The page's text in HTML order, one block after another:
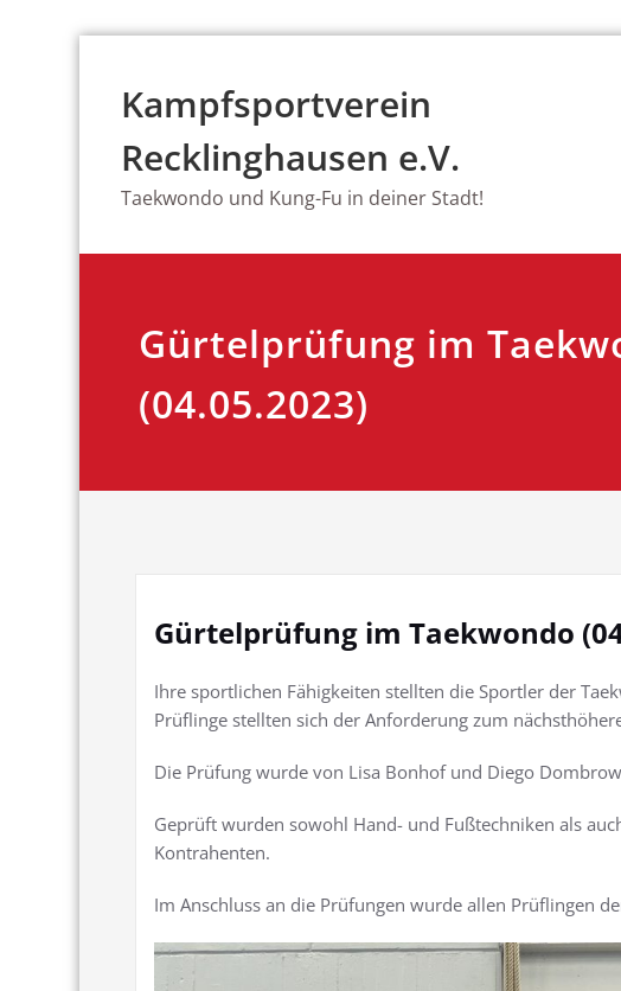
springenKampfsportverein
Recklinghausen e.V.
Taekwondo und Kung-Fu in deiner Stadt!
Gürtelprüfung im
(04.05.2023)
Gürtelprüfung im Taekwondo
Ihre sportlichen Fähigkeiten stellten die Sportler der
Prüflinge stellten sich der Anforderung zum
Die Prüfung wurde von Lisa Bonhof und Diego
Geprüft wurden sowohl Hand- und Fußtechniken als
Kontrahenten.
Im Anschluss an die Prüfungen wurde allen Prüflingen